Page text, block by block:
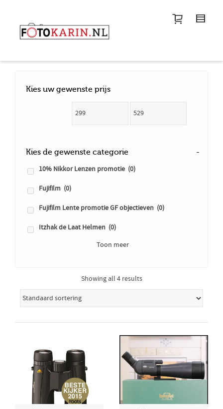
size
Show me the
Kies uw gewenste prijs
Kies de gewenste categorie
-
10% Nikkor Lenzen promotie (0)
Fujifilm (0)
Fujifilm Lente promotie GF objectieven (0)
Itzhak de Laat Helmen (0)
Toon meer
Showing all 4 results